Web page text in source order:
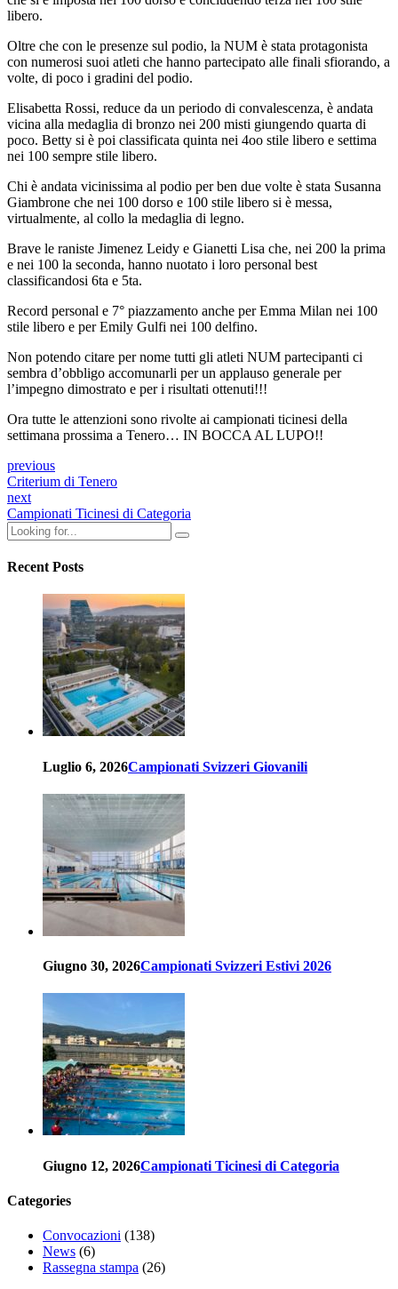
libero.
Oltre che con le presenze sul podio, la NUM è stata protagonista
con numerosi suoi atleti che hanno partecipato alle finali sfiorando, a
volte, di poco i gradini del podio.
Elisabetta Rossi, reduce da un periodo di convalescenza, è andata
vicina alla medaglia di bronzo nei 200 misti giungendo quarta di
poco. Betty si è poi classificata quinta nei 4oo stile libero e settima
nei 100 sempre stile libero.
Chi è andata vicinissima al podio per ben due volte è stata Susanna
Giambrone che nei 100 dorso e 100 stile libero si è messa,
virtualmente, al collo la medaglia di legno.
Brave le raniste Jimenez Leidy e Gianetti Lisa che, nei 200 la prima
e nei 100 la seconda, hanno nuotato i loro personal best
classificandosi 6ta e 5ta.
Record personal e 7° piazzamento anche per Emma Milan nei 100
stile libero e per Emily Gulfi nei 100 delfino.
Non potendo citare per nome tutti gli atleti NUM partecipanti ci
sembra d’obbligo accomunarli per un applauso generale per
l’impegno dimostrato e per i risultati ottenuti!!!
Ora tutte le attenzioni sono rivolte ai campionati ticinesi della
settimana prossima a Tenero… IN BOCCA AL LUPO!!
previous
Criterium di Tenero
next
Campionati Ticinesi di Categoria
Recent Posts
Luglio 6, 2026Campionati Svizzeri Giovanili
Giugno 30, 2026Campionati Svizzeri Estivi 2026
Giugno 12, 2026Campionati Ticinesi di Categoria
Categories
Convocazioni (138)
News (6)
Rassegna stampa (26)